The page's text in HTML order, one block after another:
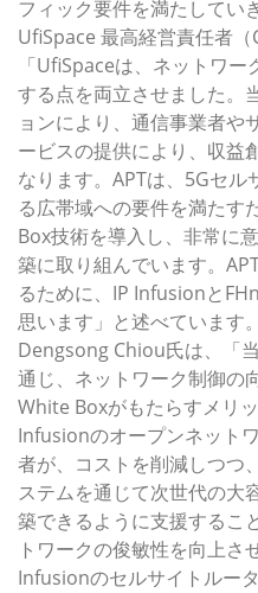
フィック要件を満たしてい
UfiSpace 最高経営責任者（
「UfiSpaceは、ネットワ
する点を両立させました。
ョンにより、通信事業者や
ービスの提供により、収益
なります。APTは、5Gセ
る広帯域への要件を満たす
Box技術を導入し、非常に
築に取り組んでいます。
るために、IP Infusionと
思います」と述べています
Dengsong Chiou氏は、「
通じ、ネットワーク制御の
White Boxがもたらすメリ
Infusionのオープンネット
者が、コストを削減しつつ
ステムを通じて次世代の大
築できるように支援するこ
トワークの俊敏性を向上さ
Infusionのセルサイトルー